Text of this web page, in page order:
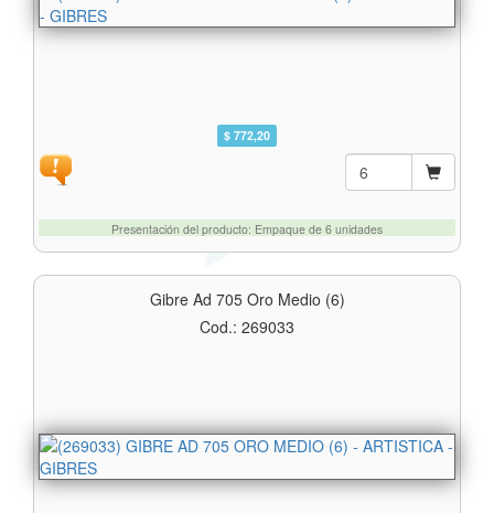
$ 772,20
Presentación del producto: Empaque de 6 unidades
Gibre Ad 705 Oro Medio (6)
Cod.: 269033